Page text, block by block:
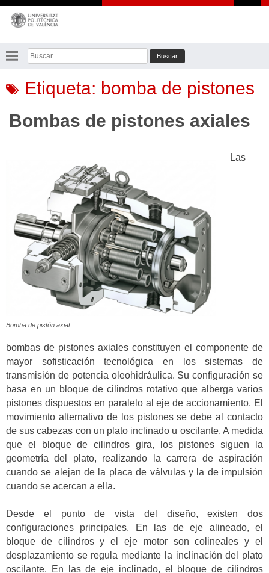
Saltar
contenido
Buscar:
Etiqueta: bomba de pistones
Bombas de pistones axiales
Bomba de pistón axial.
Las
bombas de pistones axiales constituyen el componente de
mayor sofisticación tecnológica en los sistemas de
transmisión de potencia oleohidráulica. Su configuración se
basa en un bloque de cilindros rotativo que alberga varios
pistones dispuestos en paralelo al eje de accionamiento. El
movimiento alternativo de los pistones se debe al contacto
de sus cabezas con un plato inclinado u oscilante. A medida
que el bloque de cilindros gira, los pistones siguen la
geometría del plato, realizando la carrera de aspiración
cuando se alejan de la placa de válvulas y la de impulsión
cuando se acercan a ella.
Desde el punto de vista del diseño, existen dos
configuraciones principales. En las de eje alineado, el
bloque de cilindros y el eje motor son colineales y el
desplazamiento se regula mediante la inclinación del plato
oscilante. En las de eje inclinado, el bloque de cilindros